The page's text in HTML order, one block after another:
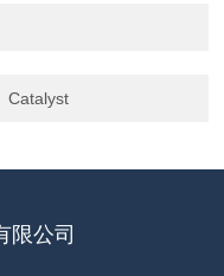
Catalyst
限公司